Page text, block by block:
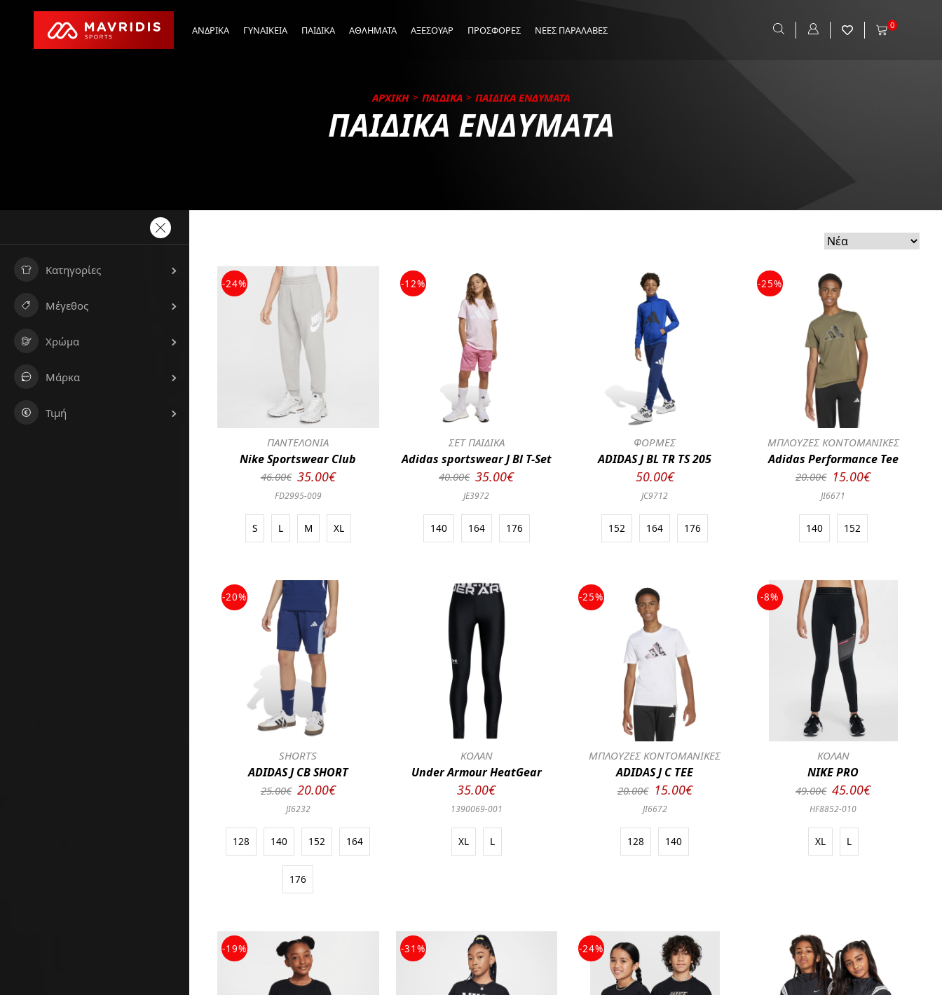
ΑΝΔΡΙΚΑ ΓΥΝΑΙΚΕΙΑ ΠΑΙΔΙΚΑ ΑΘΛΗΜΑΤΑ ΑΞΕΣΟΥΑΡ ΠΡΟΣΦΟΡΕΣ ΝΕΕΣ ΠΑΡΑΛΑΒΕΣ 0
ΑΡΧΙΚΗ ΠΑΙΔΙΚΑ ΠΑΙΔΙΚΑ ΕΝΔΥΜΑΤΑ
ΠΑΙΔΙΚΑ ΕΝΔΥΜΑΤΑ
Κατηγορίες
Μέγεθος
Χρώμα
Μάρκα
Τιμή
-24%
ΠΑΝΤΕΛΟΝΙΑ
Nike Sportswear Club
46.00€ 35.00€
FD2995-009
S L M XL
-12%
ΣΕΤ ΠΑΙΔΙΚΑ
Adidas sportswear J Bl T-Set
40.00€ 35.00€
JE3972
140 164 176
ΦΟΡΜΕΣ
ADIDAS J BL TR TS 205
50.00€
JC9712
152 164 176
-25%
ΜΠΛΟΥΖΕΣ ΚΟΝΤΟΜΑΝΙΚΕΣ
Adidas Performance Tee
20.00€ 15.00€
JI6671
140 152
-20%
SHORTS
ADIDAS J CB SHORT
25.00€ 20.00€
JI6232
128 140 152 164
176
ΚΟΛΑΝ
Under Armour HeatGear
35.00€
1390069-001
XL L
-25%
ΜΠΛΟΥΖΕΣ ΚΟΝΤΟΜΑΝΙΚΕΣ
ADIDAS J C TEE
20.00€ 15.00€
JI6672
128 140
-8%
ΚΟΛΑΝ
NIKE PRO
49.00€ 45.00€
HF8852-010
XL L
-19% -31% -24%